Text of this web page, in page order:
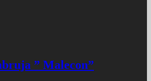
” Malecon”